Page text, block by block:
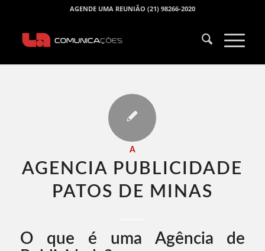
AGENDE UMA REUNIÃO (21) 98266-2020
A
AGENCIA PUBLICIDADE
PATOS DE MINAS​
O que é uma Agência de